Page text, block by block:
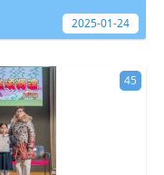
2025-01-24
45